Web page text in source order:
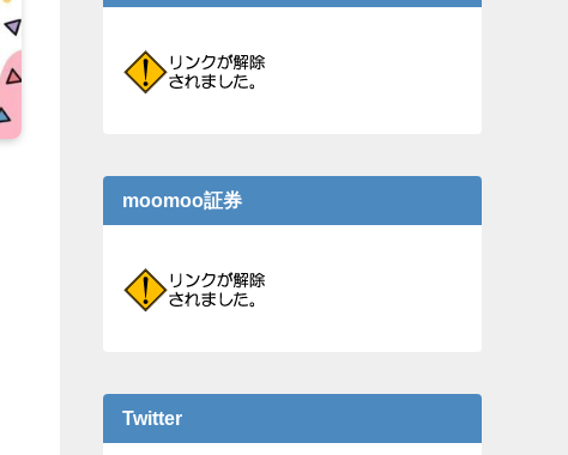
moomoo証券
Twitter